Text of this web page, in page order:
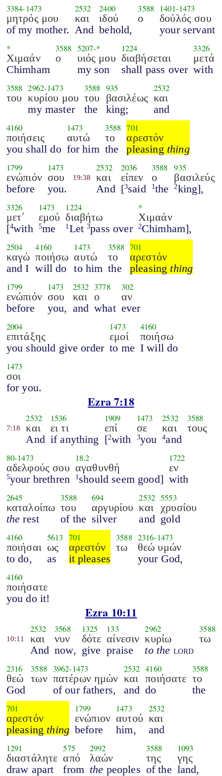
3384-1473
μητρός μου
of my mother.
2532
και
And
2400
ιδού
behold,
3588
ο
1401-1473
δούλός σου
your servant
*
Χιμαάν
Chimham
3588
ο
5207-*
υιός μου
my son
1224
διαβήσεται
shall pass over
3326
μετά
with
3588
του
2962-1473
κυρίου μου
my master
3588
του
the
935
βασιλέως
king;
2532
και
and
4160
ποιήσεις
you shall do
1473
αυτώ
for him
3588
το
the
701
αρεστόν
pleasing thing
1799
ενώπιόν
before
1473
σου
you.
19:38
2532
και
And
2036
είπεν
[3said
3588
ο
1 the
935
βασιλεύς
2king],
3326
μετ΄
[4with
1473
εμού
5me
1224
διαβήτω
1 Let3pass over
*
Χιμαάν
2Chimham],
2504
καγώ
and I
4160
ποιήσω
will do
1473
αυτώ
to him
3588
το
the
701
αρεστόν
pleasing thing
1799
ενώπιόν
before
1473
σου
you,
2532
και
and
3778
ο
what
302
αν
ever
2004
επιτάξης
you should give order
1473
εμοί
to me
4160
ποιήσω
I will do
1473
σοι
for you.
Ezra 7:18
7:18
2532
και
And
1536
ει τι
if anything
1909
επί
[2with
1473
σε
3you
2532
και
4and
3588
τους
80-1473
αδελφούς σου
5your brethren
18.2
αγαθυνθή
1 should seem good]
1722
εν
with
2645
καταλοίπω
the rest
3588
του
of the
694
αργυρίου
silver
2532
και
and
5553
χρυσίου
gold
4160
ποιήσαι
to do,
5613
ως
as
701
αρεστόν
it pleases
3588
τω
2316-1473
θεώ υμών
your God,
4160
ποιήσατε
you do it!
Ezra 10:11
10:11
2532
και
And
3568
νυν
now,
1325
δότε
give
133
αίνεσιν
praise
2962
κυρίω
to the lord
3588
τω
2316
θεώ
God
3588
των
3962-1473
πατέρων ημών
of our fathers,
2532
και
and
4160
ποιήσατε
do
3588
το
the
701
αρεστόν
pleasing thing
1799
ενώπιον
before
1473
αυτού
him,
2532
και
and
1291
διαστάλητε
draw apart
575
από
from
2992
λαών
the peoples
3588
της
of the
1093
γης
land,